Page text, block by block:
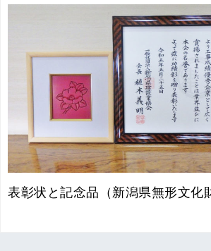
表彰状と記念品（新潟県無形文化